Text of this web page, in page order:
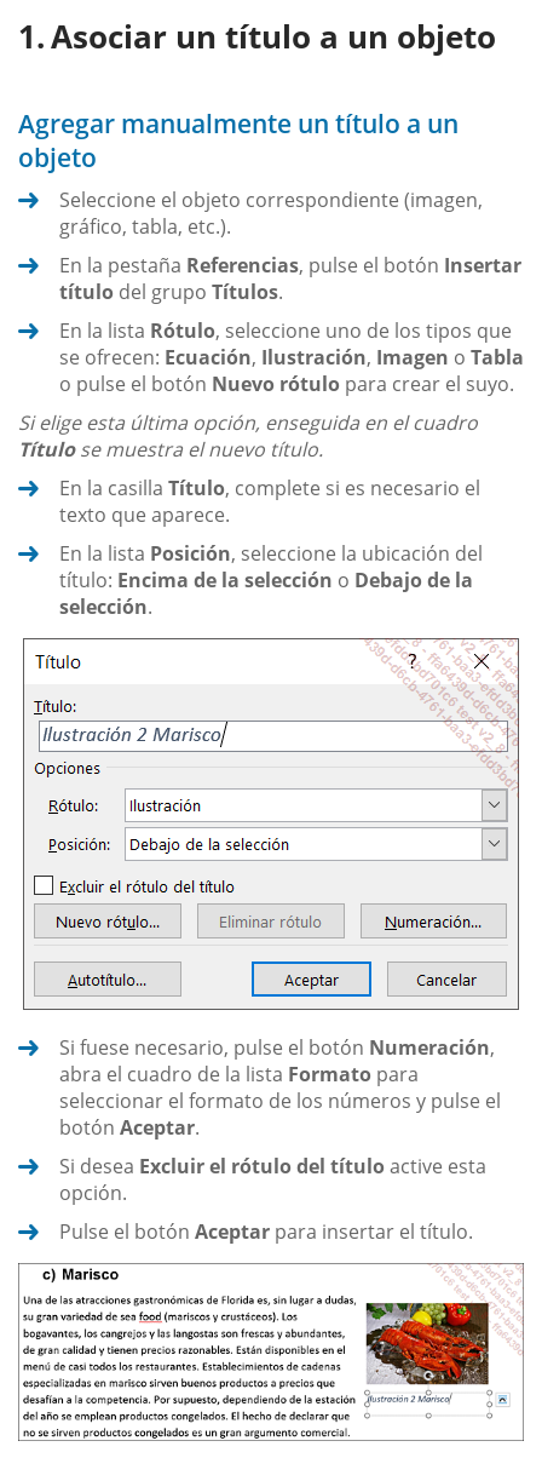
Asociar un título a un objeto
Agregar manualmente un título a un
objeto
Seleccione el objeto correspondiente (imagen,
gráfico, tabla, etc.).
En la pestaña Referencias, pulse el botón Insertar
título del grupo Títulos.
En la lista Rótulo, seleccione uno de los tipos que
se ofrecen: Ecuación, Ilustración, Imagen o Tabla
o pulse el botón Nuevo rótulo para crear el suyo.
Si elige esta última opción, enseguida en el cuadro
Títulose muestra el nuevo título.
En la casilla Título, complete si es necesario el
texto que aparece.
En la lista Posición, seleccione la ubicación del
título: Encima de la selección o Debajo de la
selección.
Si fuese necesario, pulse el botón Numeración,
abra el cuadro de la lista Formato para
seleccionar el formato de los números y pulse el
botón Aceptar.
Si desea Excluir el rótulo del títuloactive esta
opción.
Pulse el botón Aceptar para insertar el título.